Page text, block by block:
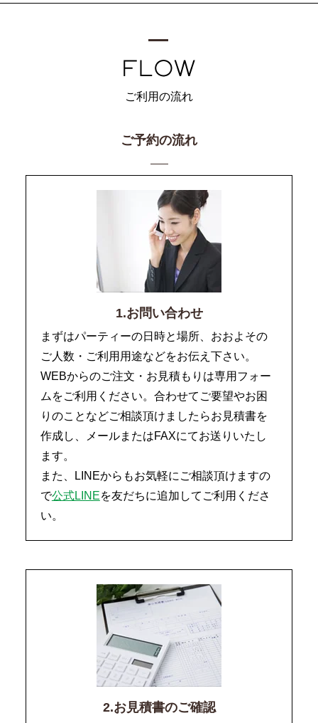
ご利用の流れ
ご予約の流れ
1.お問い合わせ
まずはパーティーの日時と場所、おおよその
ご人数・ご利用用途などをお伝え下さい。
WEBからのご注文・お見積もりは専用フォー
ムをご利用ください。合わせてご要望やお困
りのことなどご相談頂けましたらお見積書を
作成し、メールまたはFAXにてお送りいたし
ます。
また、LINEからもお気軽にご相談頂けますの
で公式LINEを友だちに追加してご利用くださ
い。
2.お見積書のご確認